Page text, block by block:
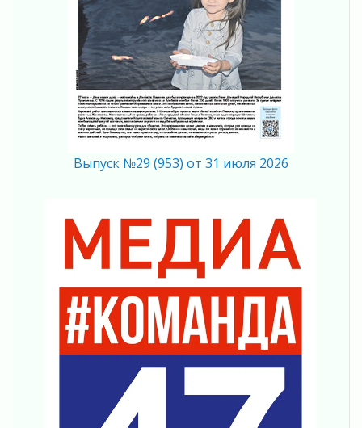
В Ивангороде появилась «Избушка-
воробушка»
02 августа 2026
Юхла, мука, кантеле и Водяной
01 августа 2026
Лето катится с горки
01 августа 2026
В Ленобласти открылась экспозиция к 150-
летию Билибина
01 августа 2026
Болезнь девственниц и вампиров
Безмолвный крик о помощи
01 августа 2026
В музей всей семьёй
01 августа 2026
Без заявлений и очередей
Не женское это дело...уверены?
01 августа 2026
Выпуск №29 (953) от 31 июля 2026